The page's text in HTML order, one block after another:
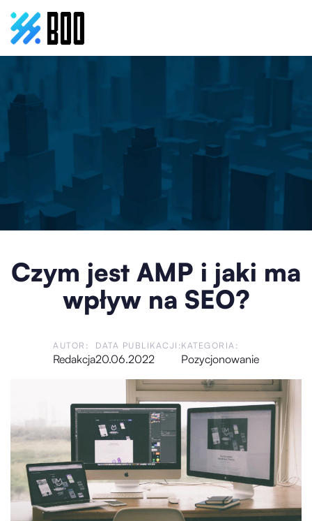
Czym jest AMP i jaki ma
wpływ na SEO?
AUTOR:
Redakcja
DATA PUBLIKACJI:
20.06.2022
KATEGORIA:
Pozycjonowanie